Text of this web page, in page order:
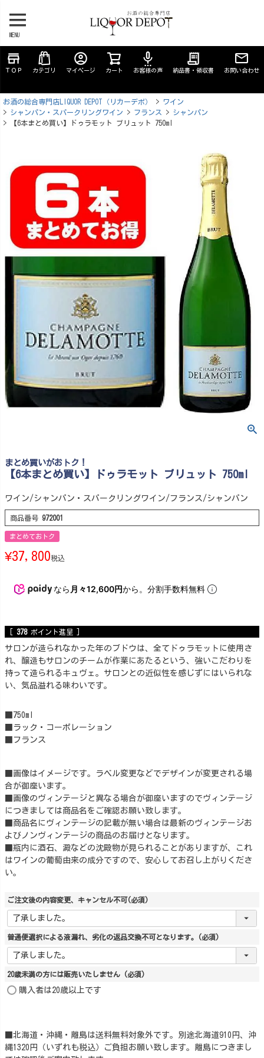
MENU
store
ＴＯＰ カテゴリ
account_circle
マイページ カート
settings_voice
お客様の声
receipt_long
納品書・領収書 お問い合わせ
お酒の総合専門店LIQUOR DEPOT（リカーデポ）
ワイン
シャンパン・スパークリングワイン
フランス
シャンパン
【6本まとめ買い】ドゥラモット ブリュット 750ml
まとめ買いがおトク！
【6本まとめ買い】ドゥラモット ブリュット 750ml
ワイン/シャンパン・スパークリングワイン/フランス/シャンパン
商品番号 972001
まとめておトク
¥37,800税込
なら 月々12,600円から。分割手数料無料
378 ポイント進呈 ]
サロンが造られなかった年のブドウは、全てドゥラモットに使用さ
れ、醸造もサロンのチームが作業にあたるという、強いこだわりを
持って造られるキュヴェ。サロンとの近似性を感じずにはいられな
い、気品溢れる味わいです。
■750ml
■ラック・コーポレーション
■フランス
■画像はイメージです。ラベル変更などでデザインが変更される場
合が御座います。
■画像のヴィンテージと異なる場合が御座いますのでヴィンテージ
につきましては商品名をご確認お願い致します。
■商品名にヴィンテージの記載が無い場合は最新のヴィンテージお
よびノンヴィンテージの商品のお届けとなります。
■瓶内に酒石、澱などの沈殿物が見られることがありますが、これ
はワインの葡萄由来の成分ですので、安心してお召し上がりくださ
い。
ご注文後の内容変更、キャンセル不可(必須)
普通便選択による液漏れ、劣化の返品交換不可となります。 (必須)
20歳未満の方には販売いたしません (必須)
購入者は20歳以上です
■北海道・沖縄・離島は送料無料対象外です。別途北海道910円、沖
縄1320円（いずれも税込）ご負担お願い致します。離島につきまし